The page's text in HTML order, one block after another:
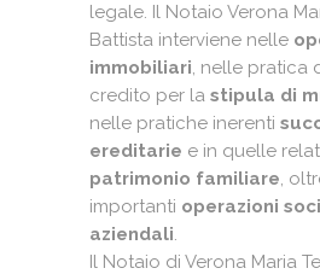
legale. Il Notaio Verona
Battista interviene nelle
immobiliari, nelle pratica
credito per la stipula di
nelle pratiche inerenti
ereditarie e in quelle
patrimonio familiare,
importanti operazioni
aziendali.
Il Notaio di Verona Maria